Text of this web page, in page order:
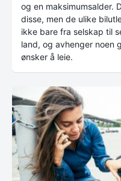
og en maksimumsalder.
disse, men de ulike
ikke bare fra selskap til
land, og avhenger noen
ønsker å leie.